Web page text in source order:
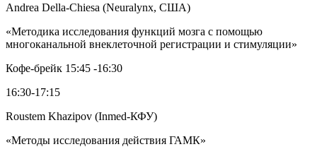
Andrea Della-Chiesa (Neuralynx, США)
«Методика исследования функций мозга с помощью
многоканальной внеклеточной регистрации и стимуляции»
Кофе-брейк 15:45 -16:30
16:30-17:15
Roustem Khazipov (Inmed-КФУ)
«Методы исследования действия ГАМК»